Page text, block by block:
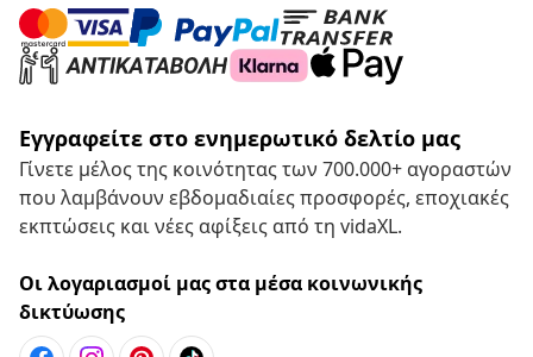
Εγγραφείτε στο ενημερωτικό δελτίο μας
Γίνετε μέλος της κοινότητας των 700.000+ αγοραστών
που λαμβάνουν εβδομαδιαίες προσφορές, εποχιακές
εκπτώσεις και νέες αφίξεις από τη vidaXL.
Οι λογαριασμοί μας στα μέσα κοινωνικής
δικτύωσης